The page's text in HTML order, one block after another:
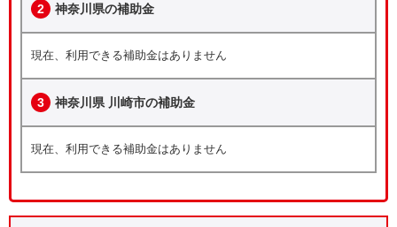
2 神奈川県の補助金
現在、利用できる補助金はありません
3 神奈川県 川崎市の補助金
現在、利用できる補助金はありません